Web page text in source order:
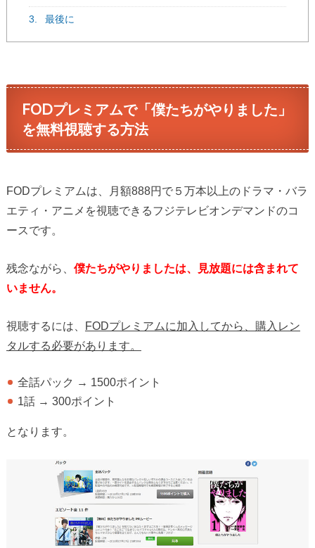
3. 最後に
FODプレミアムで「僕たちがやりました」
を無料視聴する方法
FODプレミアムは、月額888円で５万本以上のドラマ・バラ
エティ・アニメを視聴できるフジテレビオンデマンドのコ
ースです。
残念ながら、 僕たちがやりましたは、見放題には含まれて
いません。
視聴するには、 FODプレミアムに加入してから、購入レン
タルする必要があります。
全話パック → 1500ポイント
1話 → 300ポイント
となります。